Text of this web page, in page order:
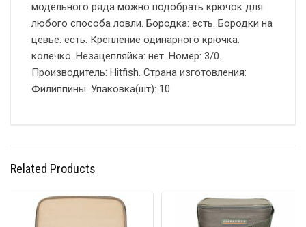
модельного ряда можно подобрать крючок для
любого способа ловли. Бородка: есть. Бородки на
цевье: есть. Крепление одинарного крючка:
колечко. Незацепляйка: нет. Номер: 3/0.
Производитель: Hitfish. Страна изготовления:
Филиппины. Упаковка(шт): 10
Related Products